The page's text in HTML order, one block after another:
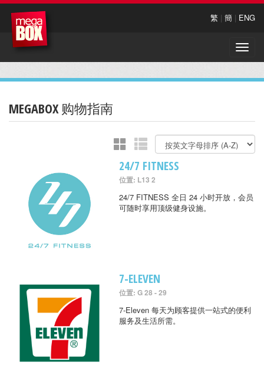
繁 | 簡 | ENG
Toggle
MEGABOX 购物指南
24/7 FITNESS
位置: L13 2
24/7 FITNESS 全日 24 小时开放，会员
可随时享用顶级健身设施。
7-ELEVEN
位置: G 28 - 29
7-Eleven 每天为顾客提供一站式的便利
服务及生活所需。